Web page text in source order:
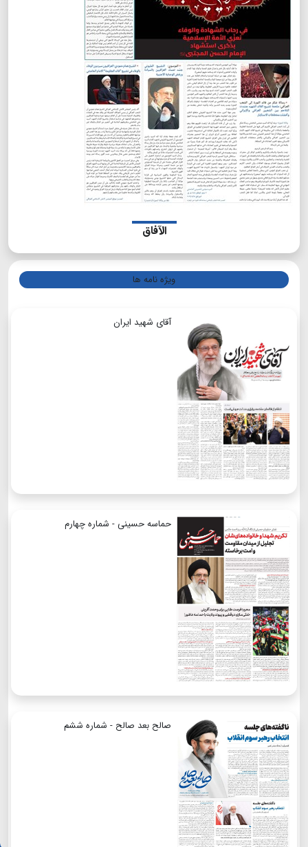
الآفاق
ویژه نامه ها
آقای شهید ایران
حماسه حسینی - شماره چهارم
صالح بعد صالح - شماره ششم